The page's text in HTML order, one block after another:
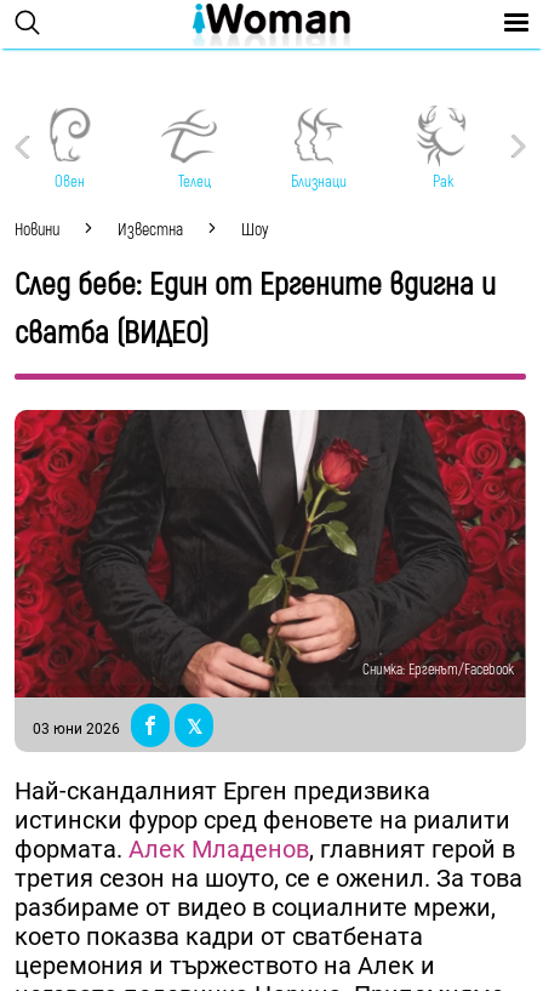
Овен Телец Близнаци Рак
Новини Известна Шоу
След бебе: Един от Ергените вдигна и
сватба (ВИДЕО)
Снимка: Ергенът/Facebook
03 юни 2026
Най-скандалният Ерген предизвика
истински фурор сред феновете на риалити
формата. Алек Младенов, главният герой в
третия сезон на шоуто, се е оженил. За това
разбираме от видео в социалните мрежи,
което показва кадри от сватбената
церемония и тържеството на Алек и